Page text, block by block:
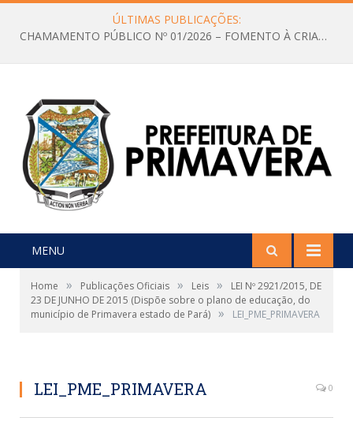
ÚLTIMAS PUBLICAÇÕES:
CHAMAMENTO PÚBLICO Nº 01/2026 – FOMENTO À CRIAÇÃO E A CIRCULAÇÃO DE PRODUÇÕES CULTURAIS – Aldir Blanc
MENU
Home » Publicações Oficiais » Leis »
LEI Nº 2921/2015, DE
23 DE JUNHO DE 2015 (Dispõe sobre o plano de educação, do
município de Primavera estado de Pará) » LEI_PME_PRIMAVERA
LEI_PME_PRIMAVERA 0